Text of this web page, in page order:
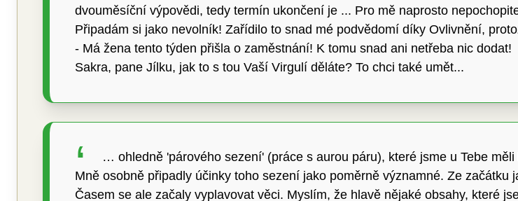
dvouměsíční výpovědi, tedy termín ukončení je ... Pro mě naprosto
Připadám si jako nevolník! Zařídilo to snad mé podvědomí díky Ovlivnění,
- Má žena tento týden přišla o zaměstnání! K tomu snad ani netřeba nic dodat!
Sakra, pane Jílku, jak to s tou Vaší Virgulí děláte? To chci také umět...
… ohledně 'párového sezení' (práce s aurou páru), které jsme u Tebe měli
Mně osobně připadly účinky toho sezení jako poměrně významné. Ze
Časem se ale začaly vyplavovat věci. Myslím, že hlavě nějaké obsahy, které